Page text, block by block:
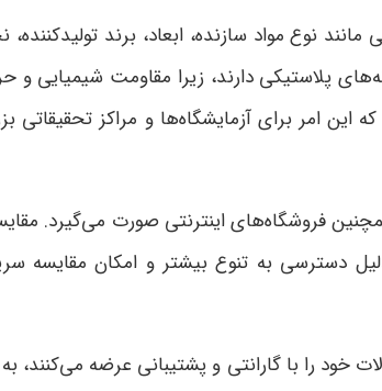
نوع مواد سازنده، ابعاد، برند
پلاستیکی دارند، زیرا مقاومت شیمیایی و
امر برای آزمایشگاه‌ها و مراکز تحقیقاتی
فروشگاه‌های اینترنتی صورت می‌گیرد.
دسترسی به تنوع بیشتر و امکان مقایسه
را با گارانتی و پشتیبانی عرضه می‌کنند،